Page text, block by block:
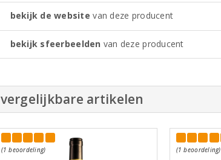
bekijk de website van deze producent
bekijk sfeerbeelden van deze producent
vergelijkbare artikelen
(1 beoordeling) (1 beoordeling)